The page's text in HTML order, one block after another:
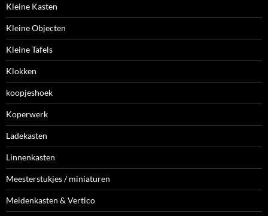
Kleine Kasten
Kleine Objecten
Kleine Tafels
Klokken
koopjeshoek
Koperwerk
Ladekasten
Linnenkasten
Meesterstukjes / miniaturen
Meidenkasten & Vertico